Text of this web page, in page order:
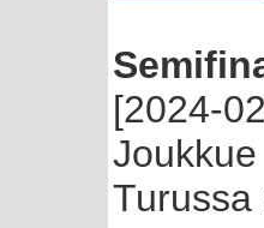
[2024-
Turussa